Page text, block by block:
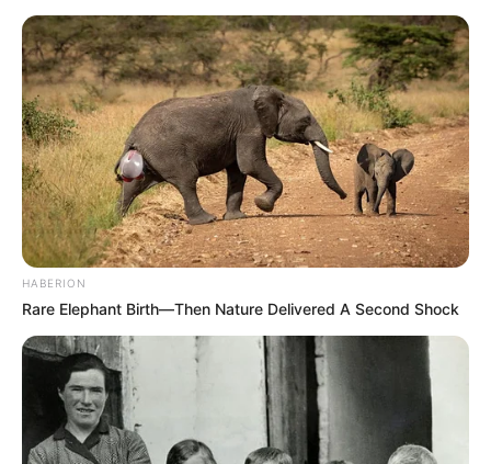
HABERION
Rare Elephant Birth—Then Nature Delivered A Second Shock